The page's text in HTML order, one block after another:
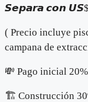
𝙎𝙚𝙥𝙖𝙧𝙖 𝙘𝙤𝙣
( Precio incluye
campana de
💸 Pago inicial 20%
🏗️ Construcción